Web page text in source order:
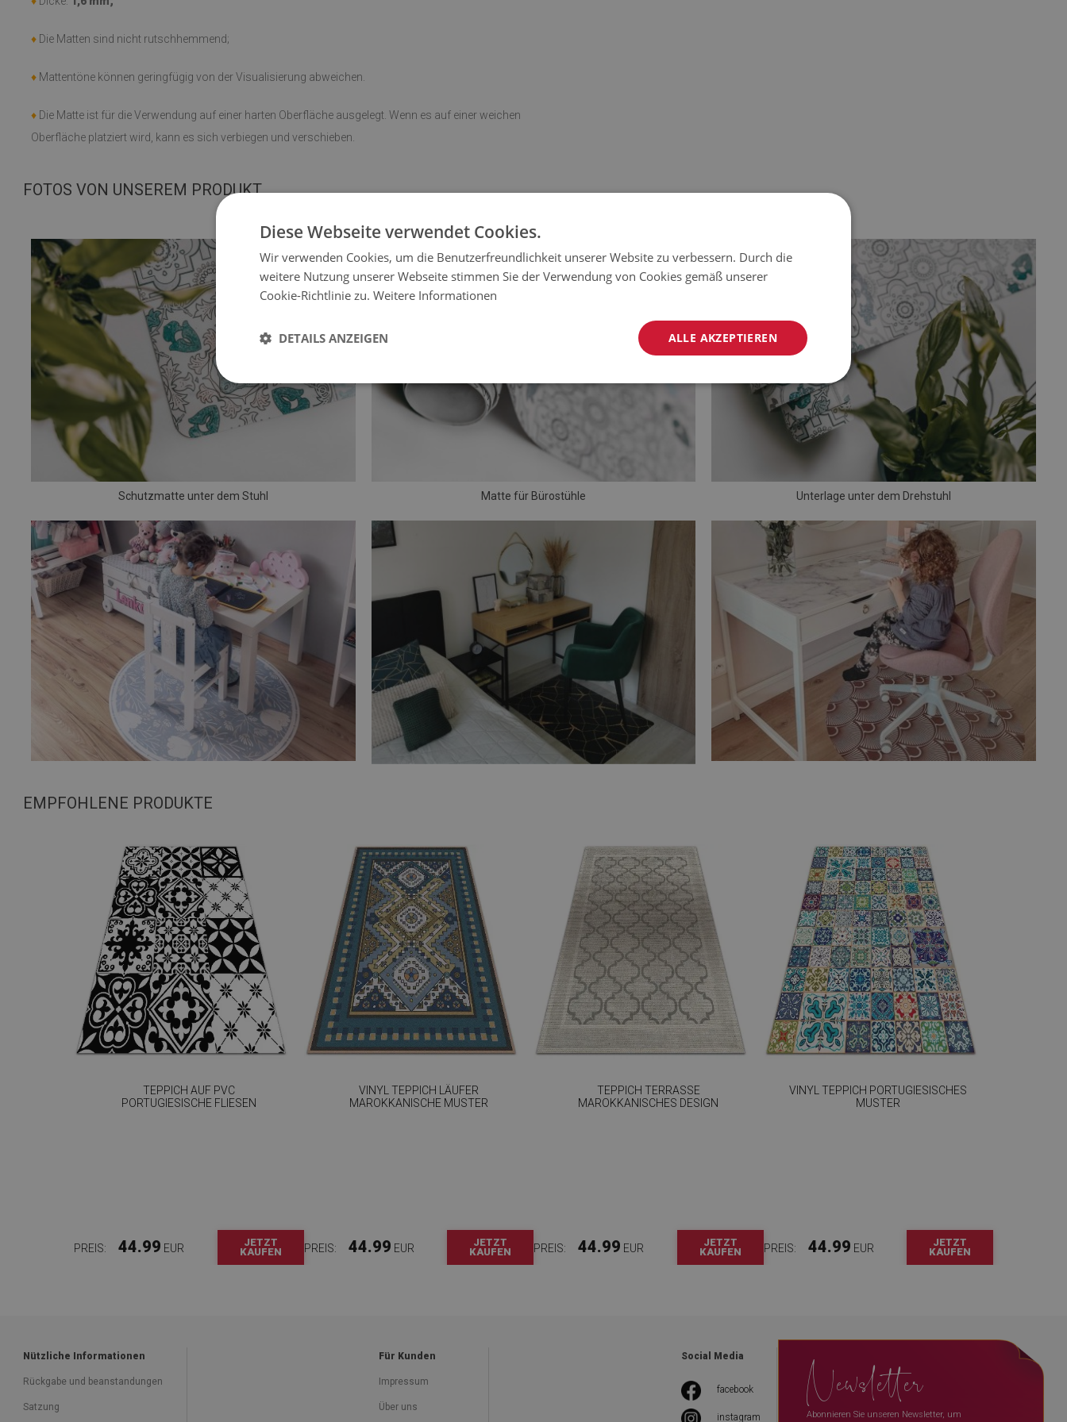
♦ Die Matten sind nicht rutschhemmend;
♦ Mattentöne können geringfügig von der Visualisierung abweichen.
♦ Die Matte ist für die Verwendung auf einer harten Oberfläche ausgelegt. Wenn es auf einer weichen
Oberfläche platziert wird, kann es sich verbiegen und verschieben.
FOTOS VON UNSEREM PRODUKT
Schutzmatte unter dem Stuhl Matte für Bürostühle Unterlage unter dem Drehstuhl
EMPFOHLENE PRODUKTE
TEPPICH AUF PVC
PORTUGIESISCHE FLIESEN
PREIS: 44.99 EUR
JETZT
KAUFEN
VINYL TEPPICH LÄUFER
MAROKKANISCHE MUSTER
PREIS: 44.99 EUR
JETZT
KAUFEN
TEPPICH TERRASSE
MAROKKANISCHES DESIGN
PREIS: 44.99 EUR
JETZT
KAUFEN
VINYL TEPPICH PORTUGIESISCHES
MUSTER
PREIS: 44.99 EUR
JETZT
KAUFEN
Nützliche Informationen
Rückgabe und beanstandungen
Satzung
Für Kunden
Impressum
Über uns
Social Media
facebook
instagram
Newsletter
Abonnieren Sie unseren Newsletter, um
Diese Webseite verwendet Cookies.
Wir verwenden Cookies, um die Benutzerfreundlichkeit unserer Website zu verbessern. Durch die
weitere Nutzung unserer Webseite stimmen Sie der Verwendung von Cookies gemäß unserer
Cookie-Richtlinie zu. Weitere Informationen
ALLE AKZEPTIEREN
DETAILS ANZEIGEN